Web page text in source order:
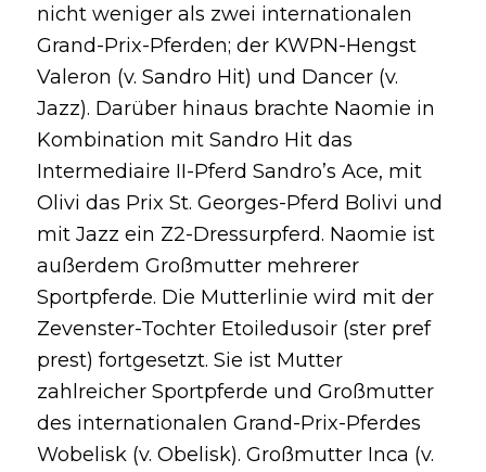
nicht weniger als zwei internationalen
Grand-Prix-Pferden; der KWPN-Hengst
Valeron (v. Sandro Hit) und Dancer (v.
Jazz). Darüber hinaus brachte Naomie in
Kombination mit Sandro Hit das
Intermediaire II-Pferd Sandro’s Ace, mit
Olivi das Prix St. Georges-Pferd Bolivi und
mit Jazz ein Z2-Dressurpferd. Naomie ist
außerdem Großmutter mehrerer
Sportpferde. Die Mutterlinie wird mit der
Zevenster-Tochter Etoiledusoir (ster pref
prest) fortgesetzt. Sie ist Mutter
zahlreicher Sportpferde und Großmutter
des internationalen Grand-Prix-Pferdes
Wobelisk (v. Obelisk). Großmutter Inca (v.